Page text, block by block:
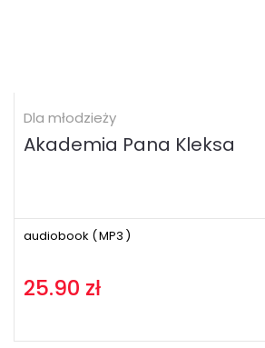
Dla młodzieży
Akademia Pana Kleksa
audiobook (MP3 )
25.90 zł